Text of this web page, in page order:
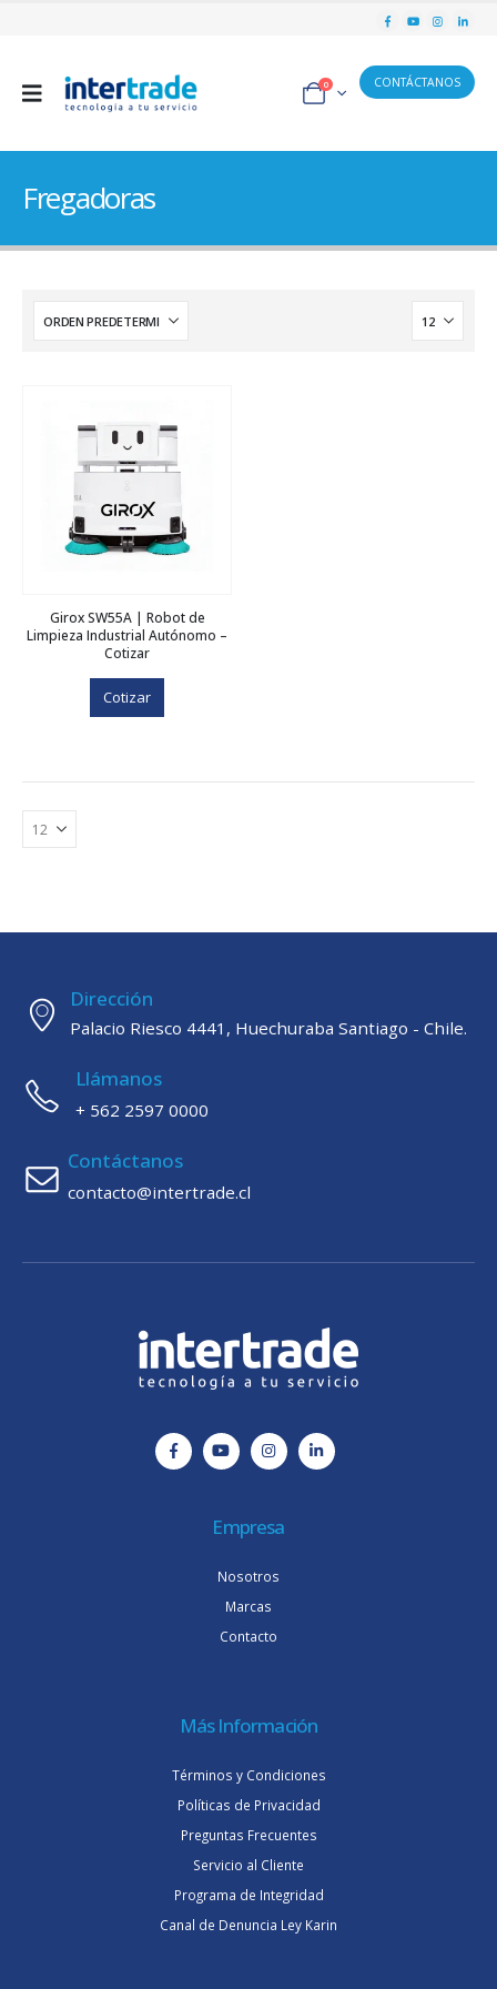
0 CONTÁCTANOS
Fregadoras
Girox SW55A | Robot de
Limpieza Industrial Autónomo –
Cotizar
Cotizar
Dirección
Palacio Riesco 4441, Huechuraba Santiago - Chile.
Llámanos
+ 562 2597 0000
Contáctanos
contacto@intertrade.cl
Empresa
Nosotros
Marcas
Contacto
Más Información
Términos y Condiciones
Políticas de Privacidad
Preguntas Frecuentes
Servicio al Cliente
Programa de Integridad
Canal de Denuncia Ley Karin